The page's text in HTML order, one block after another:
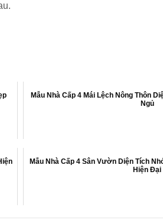
Mẫu Nhà Cấp 4 Mái Lệch Nông Thôn
Ngủ
Mẫu Nhà Cấp 4 Sân Vườn Diện Tích
Hiện Đại